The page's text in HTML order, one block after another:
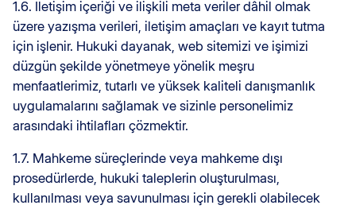
1.6. İletişim içeriği ve ilişkili meta veriler dâhil olmak
üzere yazışma verileri, iletişim amaçları ve kayıt tutma
için işlenir. Hukuki dayanak, web sitemizi ve işimizi
düzgün şekilde yönetmeye yönelik meşru
menfaatlerimiz, tutarlı ve yüksek kaliteli danışmanlık
uygulamalarını sağlamak ve sizinle personelimiz
arasındaki ihtilafları çözmektir.
1.7. Mahkeme süreçlerinde veya mahkeme dışı
prosedürlerde, hukuki taleplerin oluşturulması,
kullanılması veya savunulması için gerekli olabilecek